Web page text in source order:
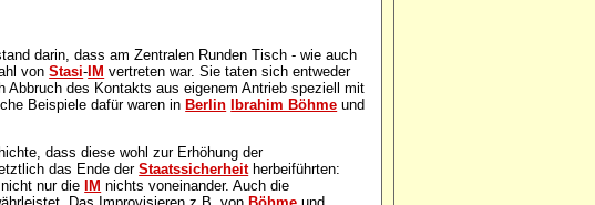
darin, dass am Zentralen Runden Tisch - wie auch
vonStasi- IM vertreten war. Sie taten sich entweder
Abbruch des Kontakts aus eigenem Antrieb speziell mit
Beispiele dafür waren in Berlin Ibrahim Böhme und
dass diese wohl zur Erhöhung der
das Ende derStaatssicherheitherbeiführten:
nur die IM nichts voneinander. Auch die